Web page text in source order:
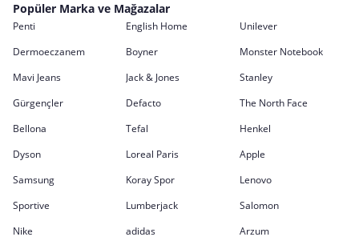
Popüler Marka ve Mağazalar
Penti English Home
Unilever
Dermoeczanem
Boyner
Monster Notebook
Mavi Jeans
Jack & Jones
Stanley
Gürgençler
Defacto
The North Face
Bellona
Tefal
Henkel
Dyson
Loreal Paris
Apple
Samsung
Koray Spor
Lenovo
Sportive
Lumberjack
Salomon
Nike
adidas
Arzum